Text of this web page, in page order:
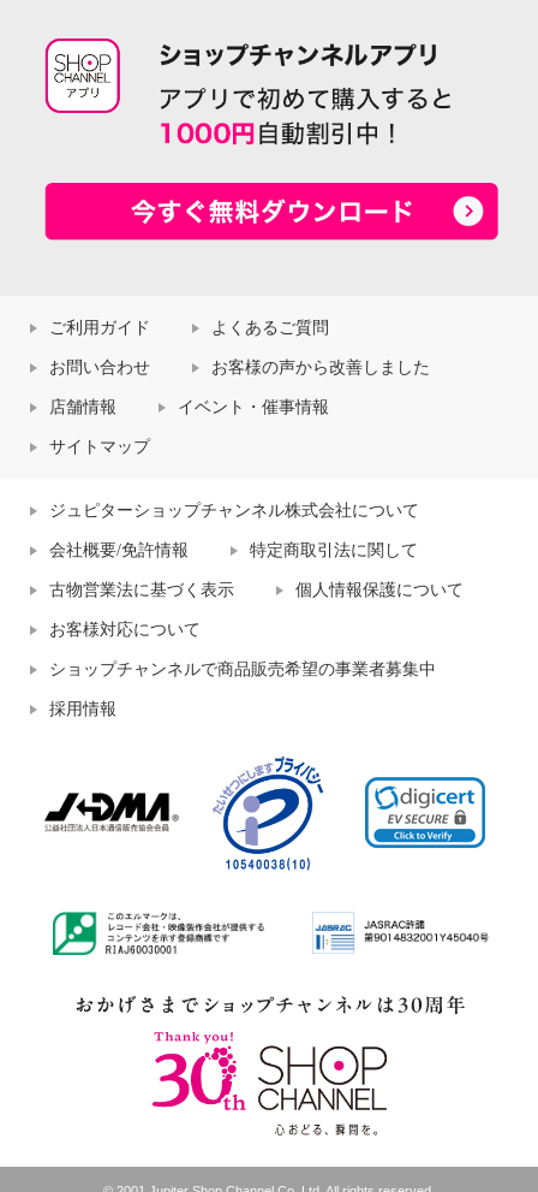
ご利用ガイド よくあるご質問
お問い合わせ お客様の声から改善しました
店舗情報 イベント・催事情報
サイトマップ
ジュピターショップチャンネル株式会社について
会社概要/免許情報 特定商取引法に関して
古物営業法に基づく表示 個人情報保護について
お客様対応について
ショップチャンネルで商品販売希望の事業者募集中
採用情報